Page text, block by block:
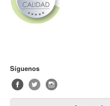
Síguenos